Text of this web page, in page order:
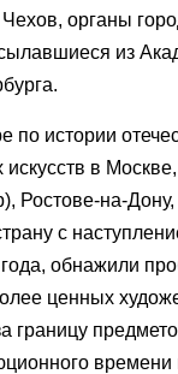
органы
из
по истории
в
Ростове-на-
с
обнажили
ценных